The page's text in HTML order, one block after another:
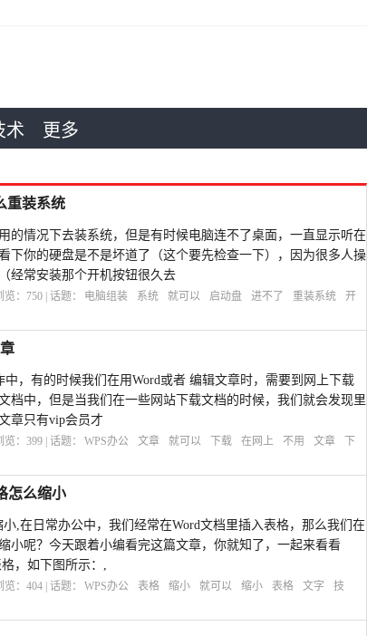
术 更多
重装系统
的情况下去装系统，但是有时候电脑连不了桌面，一直显示听在
下你的硬盘是不是坏道了（这个要先检查一下），因为很多人操
经常安装那个开机按钮很久去
览： 750 | 话题： 电脑组装 系统 就可以 启动盘 进不了 重装系统
开
，有的时候我们在用Word或者 编辑文章时，需要到网上下载
档中，但是当我们在一些网站下载文档的时候，我们就会发现里
章只有vip会员才
览：399 | 话题： WPS办公 文章 就可以 下载 在网上 不用 文章
下
怎么缩小
,在日常办公中，我们经常在Word文档里插入表格，那么我们在
小呢？今天跟着小编看完这篇文章，你就知了，一起来看看
，如下图所示：,
览：404 | 话题： WPS办公 表格 缩小 就可以 缩小 表格 文字
技